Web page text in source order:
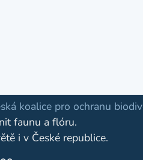
koalice pro ochranu
faunu a flóru.
i v České republice.